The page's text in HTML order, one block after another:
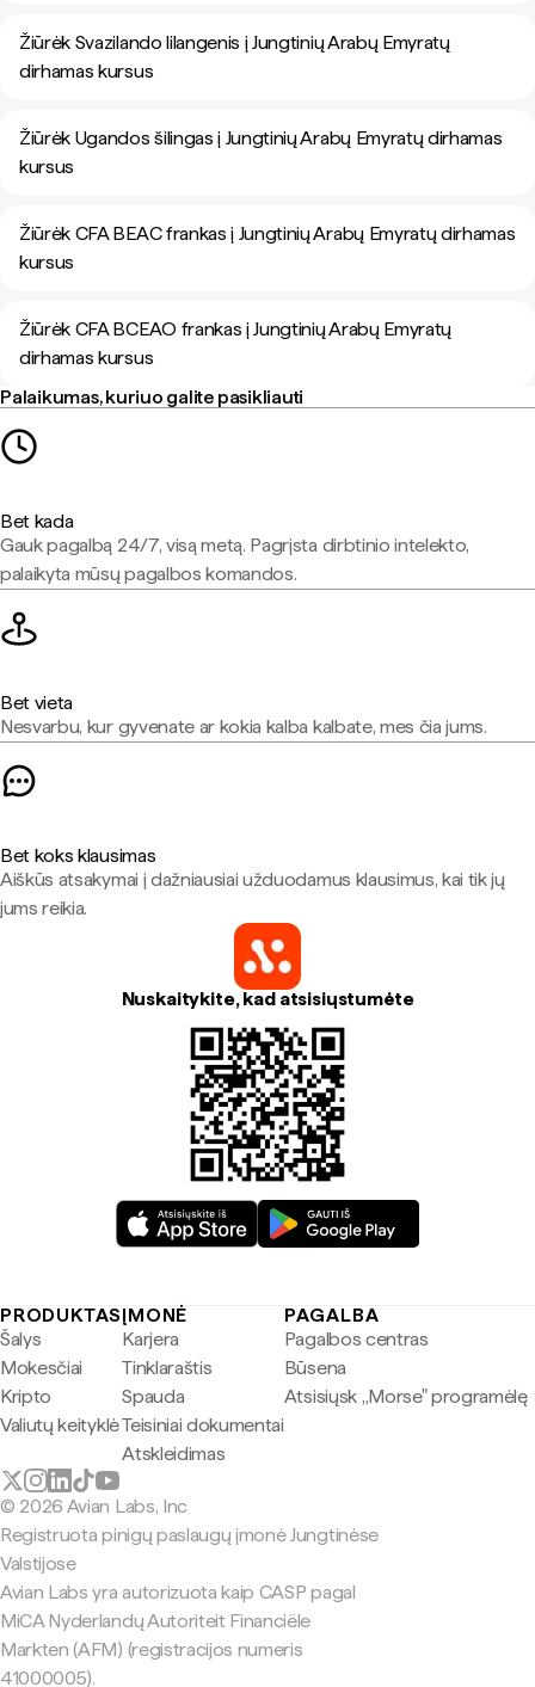
Žiūrėk Svazilando lilangenis į Jungtinių Arabų Emyratų
dirhamas kursus
Žiūrėk Ugandos šilingas į Jungtinių Arabų Emyratų dirhamas
kursus
Žiūrėk CFA BEAC frankas į Jungtinių Arabų Emyratų dirhamas
kursus
Žiūrėk CFA BCEAO frankas į Jungtinių Arabų Emyratų
dirhamas kursus
Palaikumas, kuriuo galite pasikliauti
Bet kada
Gauk pagalbą 24/7, visą metą. Pagrįsta dirbtinio intelekto,
palaikyta mūsų pagalbos komandos.
Bet vieta
Nesvarbu, kur gyvenate ar kokia kalba kalbate, mes čia jums.
Bet koks klausimas
Aiškūs atsakymai į dažniausiai užduodamus klausimus, kai tik jų
jums reikia.
Nuskaitykite, kad atsisiųstumėte
PRODUKTAS
Šalys
Mokesčiai
Kripto
Valiutų keityklė
ĮMONĖ
Karjera
Tinklaraštis
Spauda
Teisiniai dokumentai
Atskleidimas
PAGALBA
Pagalbos centras
Būsena
Atsisiųsk „Morse" programėlę
© 2026 Avian Labs, Inc
Registruota pinigų paslaugų įmonė Jungtinėse
Valstijose
Avian Labs yra autorizuota kaip CASP pagal
MiCA Nyderlandų Autoriteit Financiële
Markten (AFM) (registracijos numeris
41000005).